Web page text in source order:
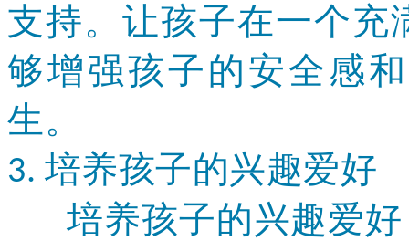
支持。让孩子在一个充
够增强孩子的安全感
生。
3. 培养孩子的兴趣爱好
培养孩子的兴趣爱好